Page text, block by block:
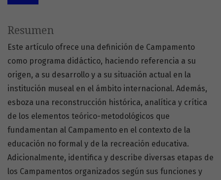
Resumen
Este artículo ofrece una definición de Campamento
como programa didáctico, haciendo referencia a su
origen, a su desarrollo y a su situación actual en la
institución museal en el ámbito internacional. Además,
esboza una reconstrucción histórica, analítica y crítica
de los elementos teórico-metodológicos que
fundamentan al Campamento en el contexto de la
educación no formal y de la recreación educativa.
Adicionalmente, identifica y describe diversas etapas de
los Campamentos organizados según sus funciones y